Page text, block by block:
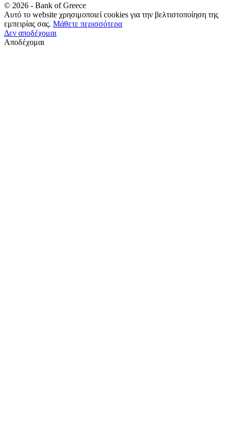
© 2026 - Bank of Greece
Αυτό το website χρησιμοποιεί cookies για την βελτιστοποίηση της
εμπειρίας σας. Μάθετε περισσότερα
Δεν αποδέχομαι
Αποδέχομαι